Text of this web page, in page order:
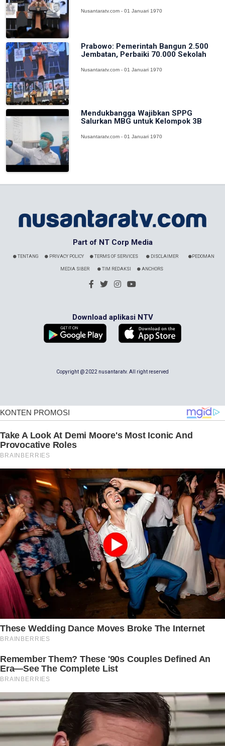
Nusantaratv.com - 01 Januari 1970
Prabowo: Pemerintah Bangun 2.500
Jembatan, Perbaiki 70.000 Sekolah
Nusantaratv.com - 01 Januari 1970
Mendukbangga Wajibkan SPPG
Salurkan MBG untuk Kelompok 3B
Nusantaratv.com - 01 Januari 1970
Part of NT Corp Media
TENTANG PRIVACY POLICY TERMS OF SERVICES DISCLAIMER PEDOMAN
MEDIA SIBER TIM REDAKSI ANCHORS
Download aplikasi NTV
Copyright @ 2022 nusantaratv. All right reserved